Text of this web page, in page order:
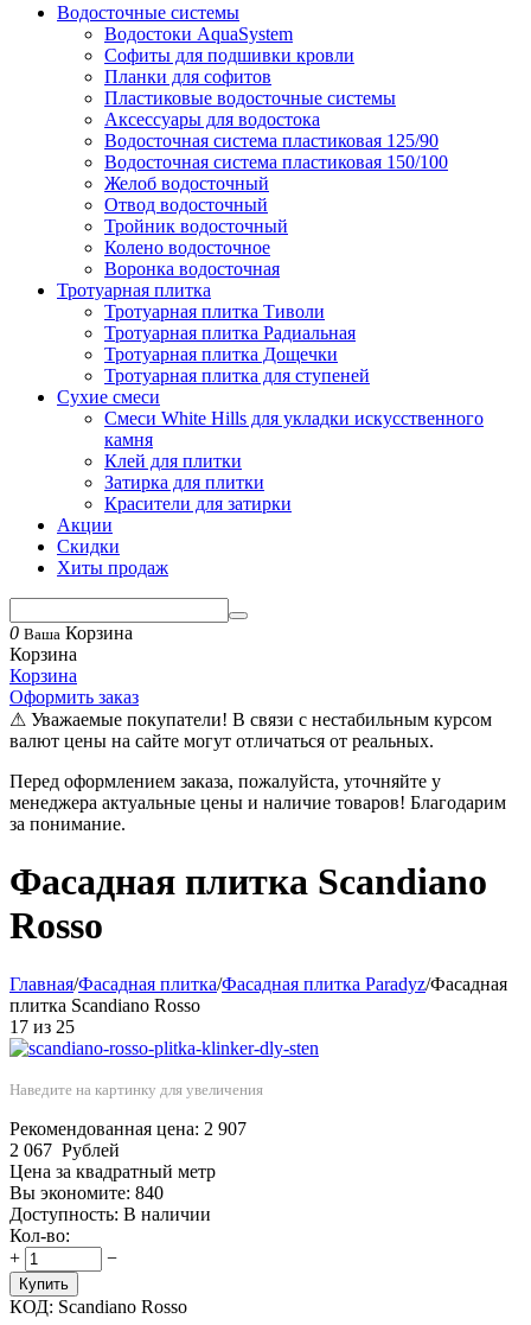
Водосточные системы
Водостоки AquaSystem
Софиты для подшивки кровли
Планки для софитов
Пластиковые водосточные системы
Аксессуары для водостока
Водосточная система пластиковая 125/90
Водосточная система пластиковая 150/100
Желоб водосточный
Отвод водосточный
Тройник водосточный
Колено водосточное
Воронка водосточная
Тротуарная плитка
Тротуарная плитка Тиволи
Тротуарная плитка Радиальная
Тротуарная плитка Дощечки
Тротуарная плитка для ступеней
Сухие смеси
Смеси White Hills для укладки искусственного
камня
Клей для плитки
Затирка для плитки
Красители для затирки
Акции
Скидки
Хиты продаж
0 Ваша Корзина
Корзина
Корзина
Оформить заказ
⚠ Уважаемые покупатели! В связи с нестабильным курсом
валют цены на сайте могут отличаться от реальных.
Перед оформлением заказа, пожалуйста, уточняйте у
менеджера актуальные цены и наличие товаров! Благодарим
за понимание.
Фасадная плитка Scandiano
Rosso
Главная/Фасадная плитка/Фасадная плитка Paradyz/Фасадная
плитка Scandiano Rosso
17 из 25
Наведите на картинку для увеличения
Рекомендованная цена: 2 907
2 067 Рублей
Цена за квадратный метр
Вы экономите: 840
Доступность: В наличии
Кол-во:
+
−
Купить
КОД: Scandiano Rosso